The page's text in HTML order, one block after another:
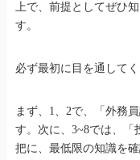
上で、前提としてぜひ
す。
必ず最初に目を通してく
まず、1、2で、「外務
す。次に、3~8では、「
把に、最低限の知識を